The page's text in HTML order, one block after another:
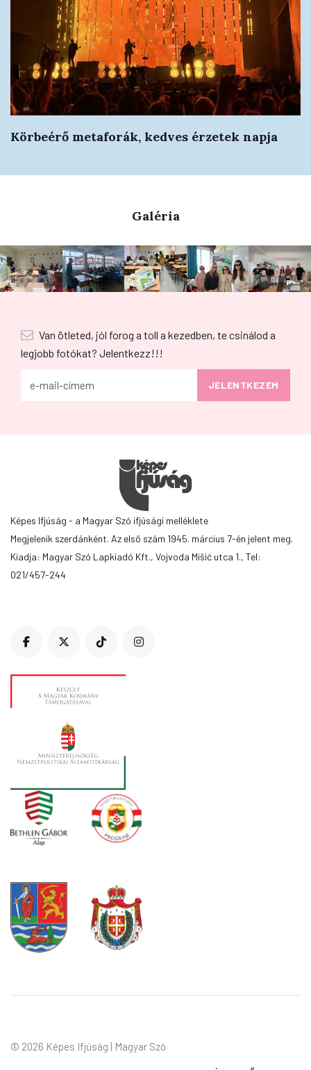
Körbeérő metaforák, kedves érzetek napja
Galéria
Van ötleted, jól forog a toll a kezedben, te csinálod a
legjobb fotókat? Jelentkezz!!!
Képes Ifjúság - a Magyar Szó ifjúsági melléklete
Megjelenik szerdánként. Az első szám 1945. március 7-én jelent meg.
Kiadja: Magyar Szó Lapkiadó Kft., Vojvoda Mišić utca 1., Tel:
021/457-244
© 2026 Képes Ifjúság | Magyar Szó